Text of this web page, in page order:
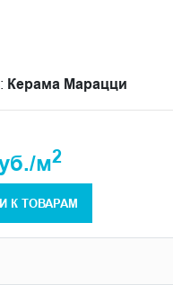
Керама Марацци
м2
К ТОВАРАМ